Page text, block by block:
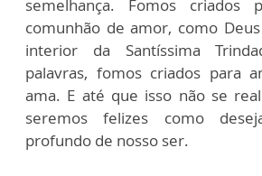
semelhança. Fomos criados
comunhão de amor, como
interior da Santíssima
palavras, fomos criados para
ama. E até que isso não se
seremos felizes como
profundo de nosso ser.